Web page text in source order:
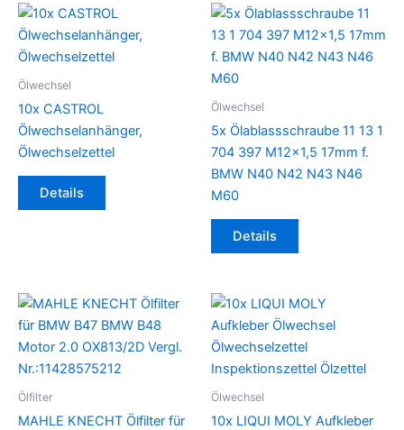
Ölwechsel
10x CASTROL
Ölwechselanhänger,
Ölwechselzettel
Details
Ölwechsel
5x Ölablassschraube 11 13 1
704 397 M12x1,5 17mm f.
BMW N40 N42 N43 N46
M60
Details
Ölfilter
MAHLE KNECHT Ölfilter für
Ölwechsel
10x LIQUI MOLY Aufkleber